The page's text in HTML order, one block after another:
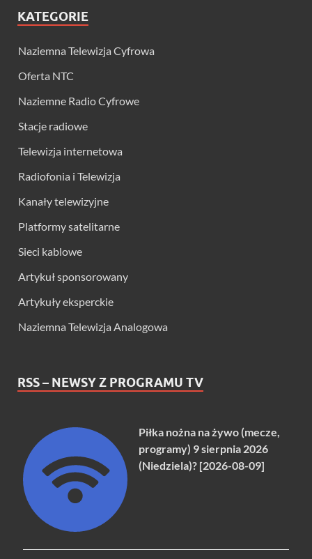
KATEGORIE
Naziemna Telewizja Cyfrowa
Oferta NTC
Naziemne Radio Cyfrowe
Stacje radiowe
Telewizja internetowa
Radiofonia i Telewizja
Kanały telewizyjne
Platformy satelitarne
Sieci kablowe
Artykuł sponsorowany
Artykuły eksperckie
Naziemna Telewizja Analogowa
RSS – NEWSY Z PROGRAMU TV
Piłka nożna na żywo (mecze,
programy) 9 sierpnia 2026
(Niedziela)? [2026-08-09]